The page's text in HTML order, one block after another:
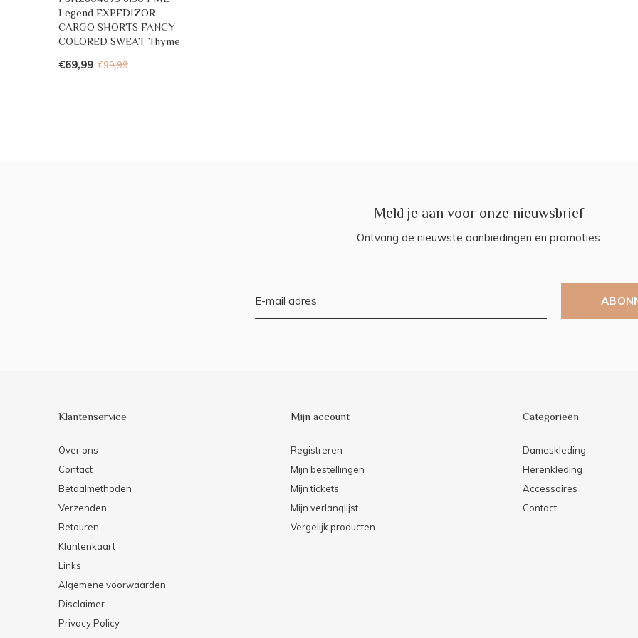
Legend EXPEDIZOR
CARGO SHORTS FANCY
COLORED SWEAT Thyme
€69,99 €99,99
Meld je aan voor onze nieuwsbrief
Ontvang de nieuwste aanbiedingen en promoties
Klantenservice
Over ons
Contact
Betaalmethoden
Verzenden
Retouren
Klantenkaart
Links
Algemene voorwaarden
Disclaimer
Privacy Policy
Mijn account
Registreren
Mijn bestellingen
Mijn tickets
Mijn verlanglijst
Vergelijk producten
Categorieën
Dameskleding
Herenkleding
Accessoires
Contact